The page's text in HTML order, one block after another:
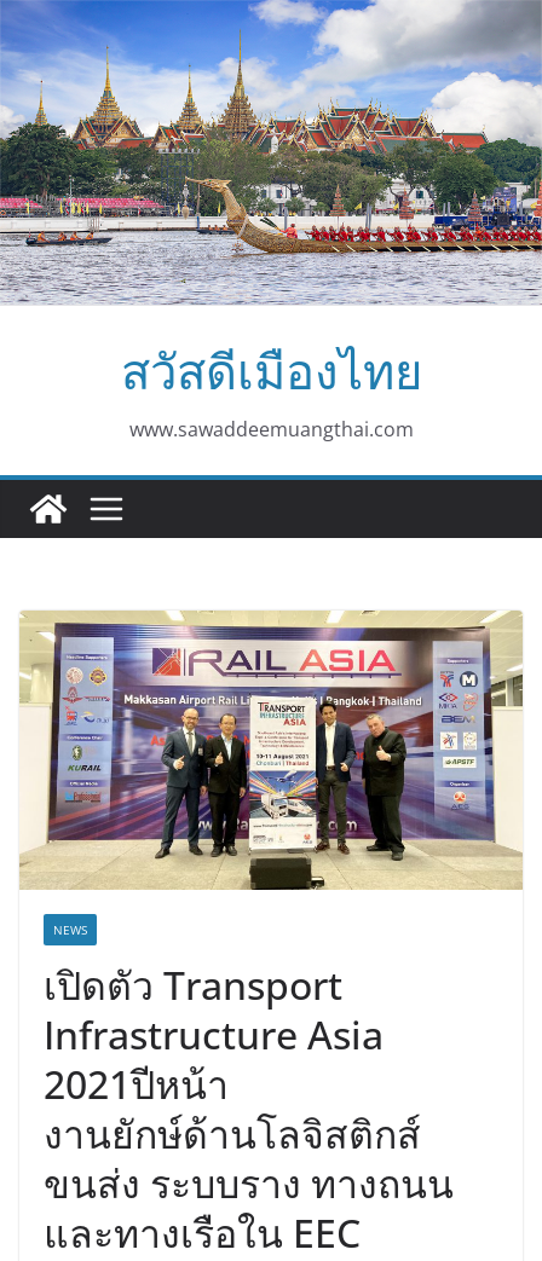
Skip
to
content
สวัสดีเมืองไทย
www.sawaddeemuangthai.com
NEWS
เปิดตัว Transport
Infrastructure Asia
2021ปีหน้า
งานยักษ์ด้านโลจิสติกส์
ขนส่ง ระบบราง ทางถนน
และทางเรือใน EEC